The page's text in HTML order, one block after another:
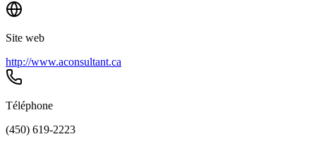
Site web
http://www.aconsultant.ca
Téléphone
(450) 619-2223